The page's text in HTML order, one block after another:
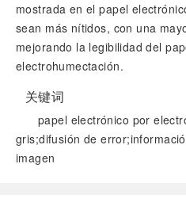
mostrada en el papel
sean más nítidos, con una
mejorando la legibilidad del
electrohumectación.
关键词
papel electrónico por
gris;difusión de
imagen